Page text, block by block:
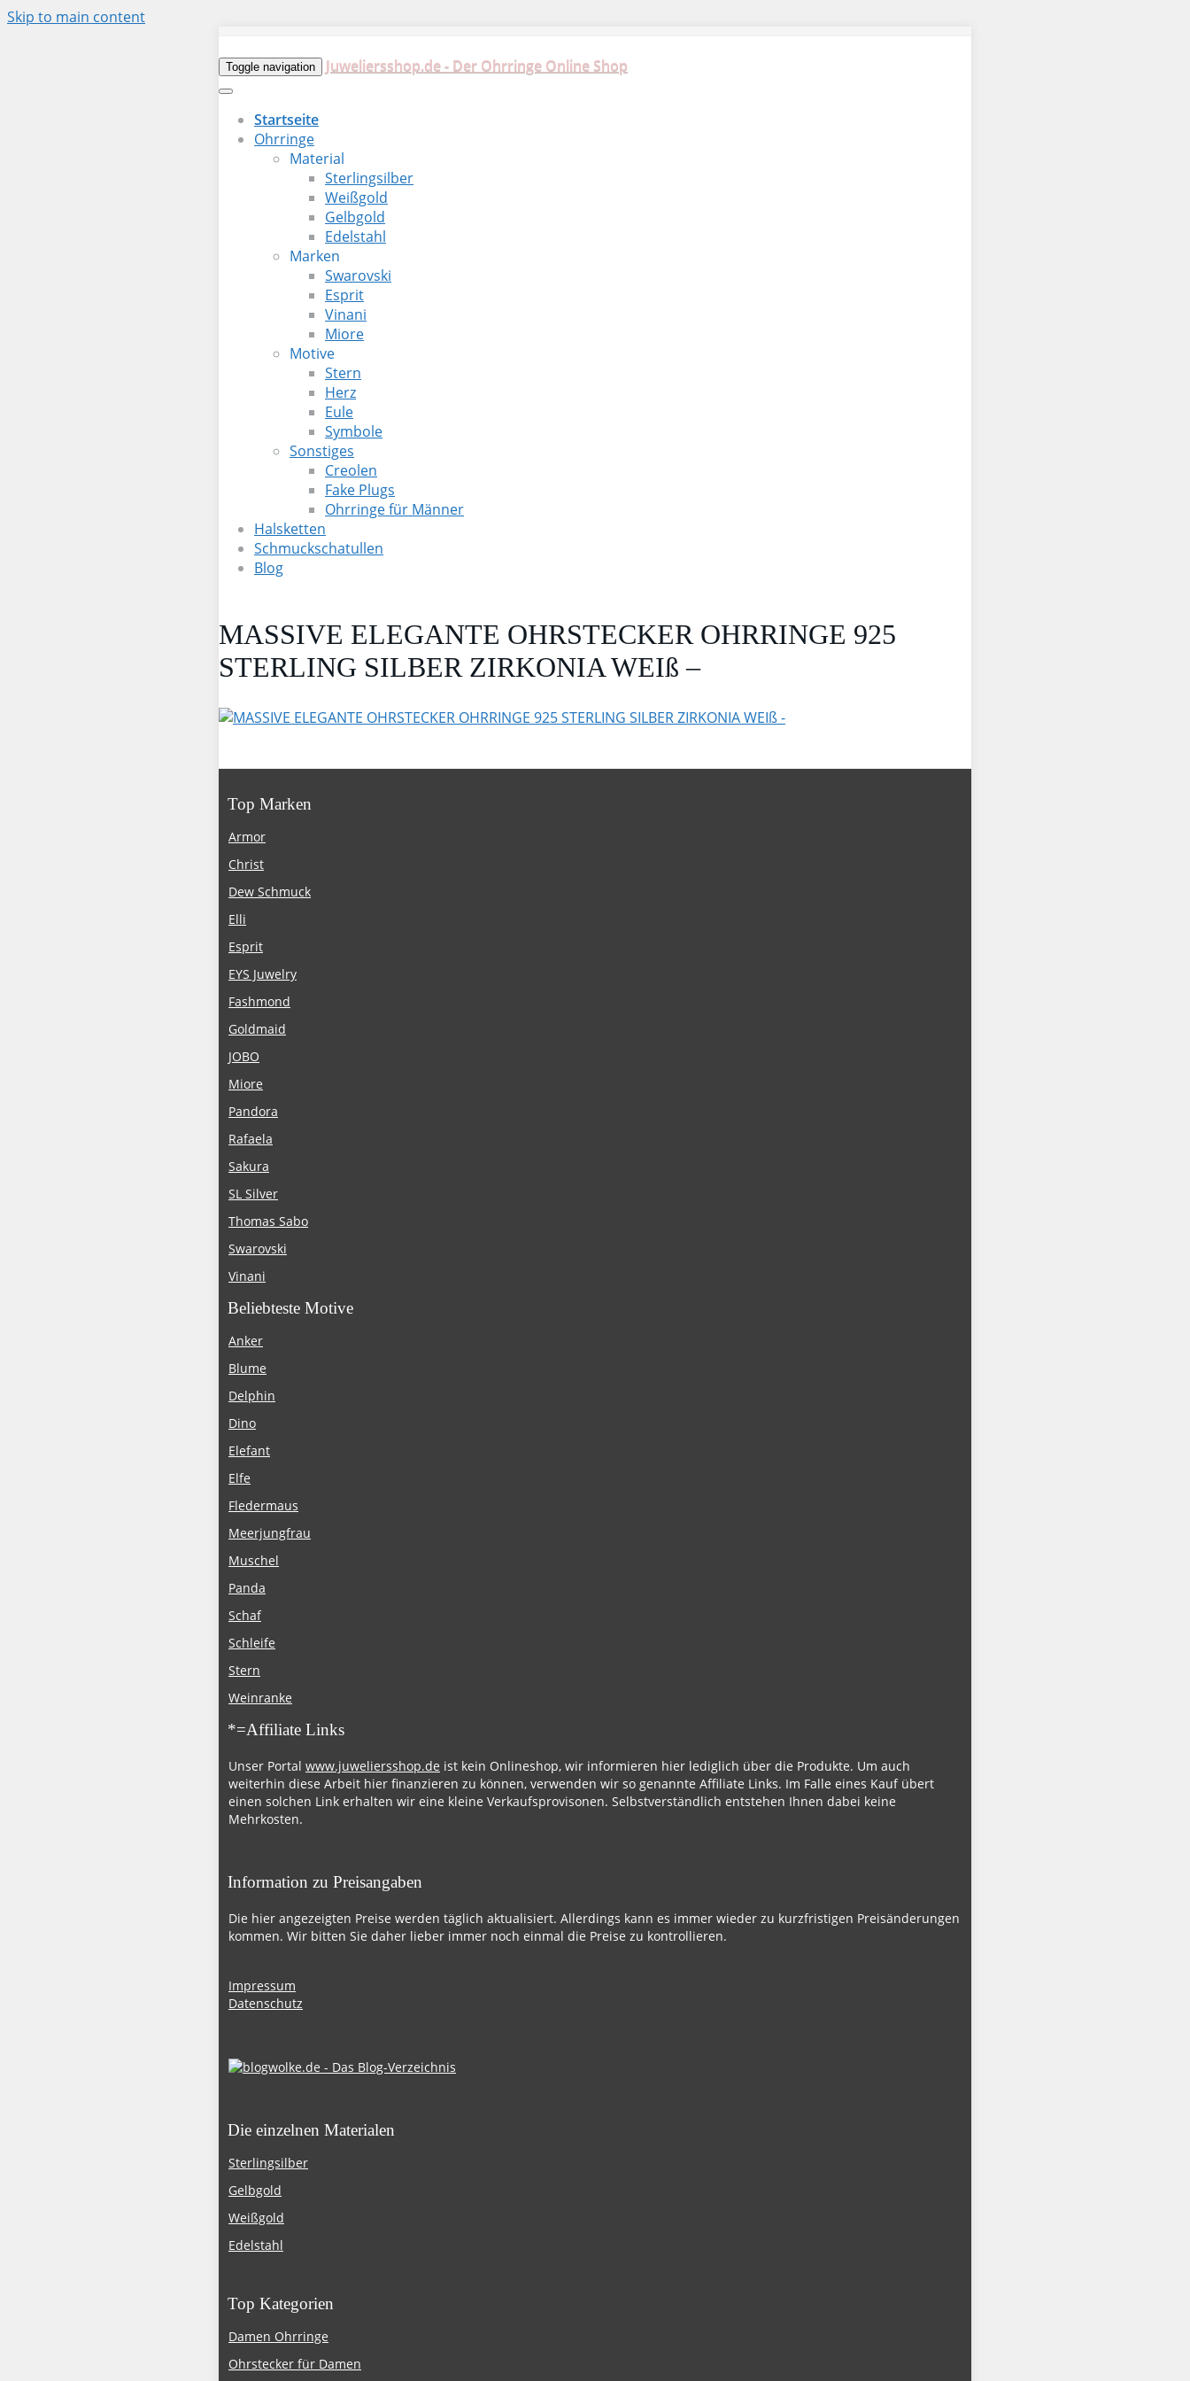
Skip to main content
Toggle navigation Juweliersshop.de - Der Ohrringe Online Shop
Startseite
Ohrringe
Material
Sterlingsilber
Weißgold
Gelbgold
Edelstahl
Marken
Swarovski
Esprit
Vinani
Miore
Motive
Stern
Herz
Eule
Symbole
Sonstiges
Creolen
Fake Plugs
Ohrringe für Männer
Halsketten
Schmuckschatullen
Blog
MASSIVE ELEGANTE OHRSTECKER OHRRINGE 925
STERLING SILBER ZIRKONIA WEIß –
Top Marken
Armor
Christ
Dew Schmuck
Elli
Esprit
EYS Juwelry
Fashmond
Goldmaid
JOBO
Miore
Pandora
Rafaela
Sakura
SL Silver
Thomas Sabo
Swarovski
Vinani
Beliebteste Motive
Anker
Blume
Delphin
Dino
Elefant
Elfe
Fledermaus
Meerjungfrau
Muschel
Panda
Schaf
Schleife
Stern
Weinranke
*=Affiliate Links
Unser Portal www.juweliersshop.de ist kein Onlineshop, wir informieren hier lediglich über die Produkte. Um auch
weiterhin diese Arbeit hier finanzieren zu können, verwenden wir so genannte Affiliate Links. Im Falle eines Kauf übert
einen solchen Link erhalten wir eine kleine Verkaufsprovisonen. Selbstverständlich entstehen Ihnen dabei keine
Mehrkosten.
Information zu Preisangaben
Die hier angezeigten Preise werden täglich aktualisiert. Allerdings kann es immer wieder zu kurzfristigen Preisänderungen
kommen. Wir bitten Sie daher lieber immer noch einmal die Preise zu kontrollieren.
Impressum
Datenschutz
Die einzelnen Materialen
Sterlingsilber
Gelbgold
Weißgold
Edelstahl
Top Kategorien
Damen Ohrringe
Ohrstecker für Damen